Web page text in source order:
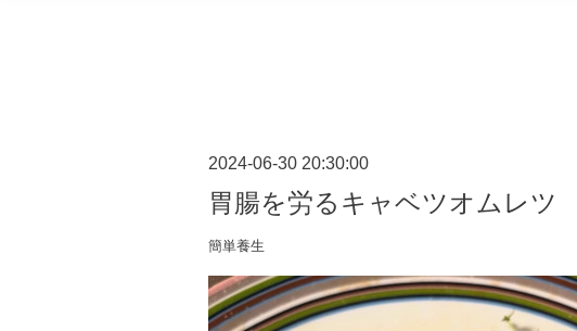
2024-06-30 20:30:00
胃腸を労るキャベツオムレツ
簡単養生